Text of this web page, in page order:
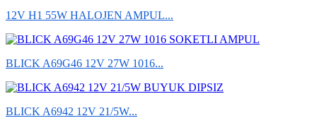
12V H1 55W HALOJEN AMPUL...
BLICK A69G46 12V 27W 1016...
BLICK A6942 12V 21/5W...